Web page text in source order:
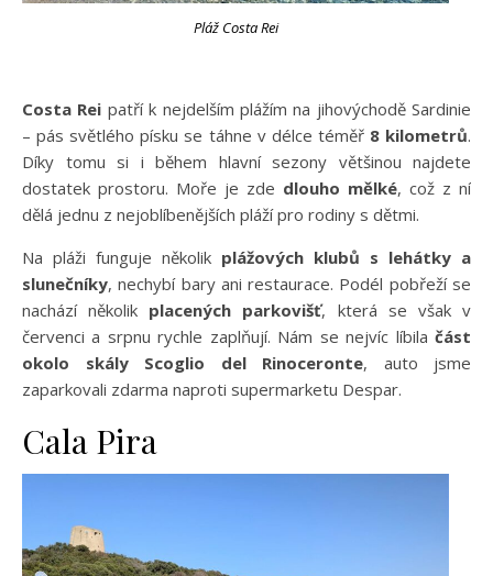
Pláž Costa Rei
Costa Rei patří k nejdelším plážím na jihovýchodě Sardinie
– pás světlého písku se táhne v délce téměř 8 kilometrů.
Díky tomu si i během hlavní sezony většinou najdete
dostatek prostoru. Moře je zde dlouho mělké, což z ní
dělá jednu z nejoblíbenějších pláží pro rodiny s dětmi.
Na pláži funguje několik plážových klubů s lehátky a
slunečníky, nechybí bary ani restaurace. Podél pobřeží se
nachází několik placených parkovišť, která se však v
červenci a srpnu rychle zaplňují. Nám se nejvíc líbila část
okolo skály Scoglio del Rinoceronte, auto jsme
zaparkovali zdarma naproti supermarketu Despar.
Cala Pira